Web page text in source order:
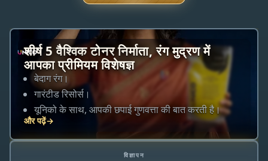
शीर्ष 5 वैश्विक टोनर निर्माता, रंग मुद्रण में
आपका प्रीमियम विशेषज्ञ
बेदाग रंग।
गारंटीड रिसोर्स।
यूनिको के साथ, आपकी छपाई गुणवत्ता की बात करती है।
और पढ़ें→
विज्ञापन